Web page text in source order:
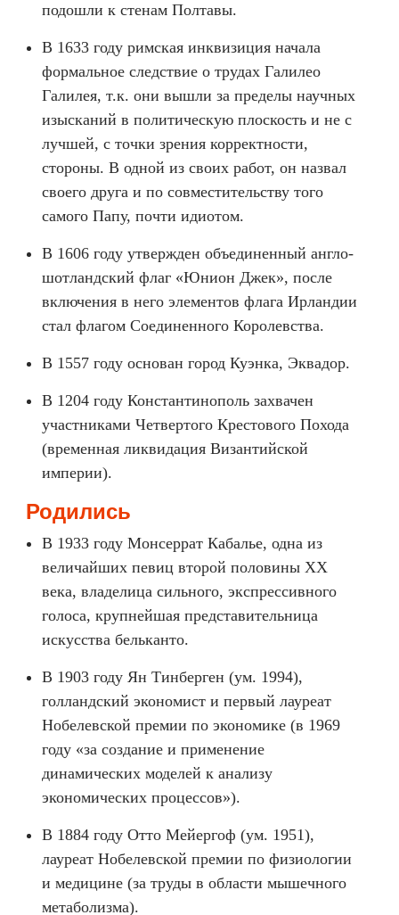
подошли к стенам Полтавы.
В 1633 году римская инквизиция начала
формальное следствие о трудах Галилео
Галилея, т.к. они вышли за пределы научных
изысканий в политическую плоскость и не с
лучшей, с точки зрения корректности,
стороны. В одной из своих работ, он назвал
своего друга и по совместительству того
самого Папу, почти идиотом.
В 1606 году утвержден объединенный англо-
шотландский флаг «Юнион Джек», после
включения в него элементов флага Ирландии
стал флагом Соединенного Королевства.
В 1557 году основан город Куэнка, Эквадор.
В 1204 году Константинополь захвачен
участниками Четвертого Крестового Похода
(временная ликвидация Византийской
империи).
Родились
В 1933 году Монсеррат Кабалье, одна из
величайших певиц второй половины XX
века, владелица сильного, экспрессивного
голоса, крупнейшая представительница
искусства бельканто.
В 1903 году Ян Тинберген (ум. 1994),
голландский экономист и первый лауреат
Нобелевской премии по экономике (в 1969
году «за создание и применение
динамических моделей к анализу
экономических процессов»).
В 1884 году Отто Мейергоф (ум. 1951),
лауреат Нобелевской премии по физиологии
и медицине (за труды в области мышечного
метаболизма).